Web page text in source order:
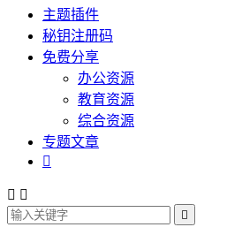
主题插件
秘钥注册码
免费分享
办公资源
教育资源
综合资源
专题文章

 
